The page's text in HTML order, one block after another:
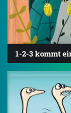
1-2-3 kommt